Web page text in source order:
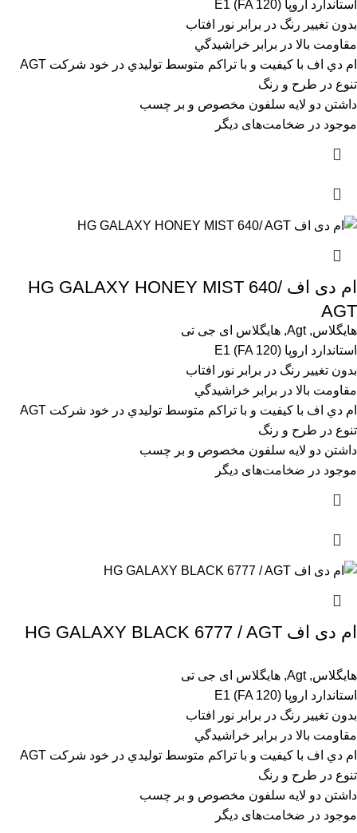
استاندارد اروپا (E1 (FA 120
بدون تغيير رنگ در برابر نور افتاب
مقاومت بالا در برابر خراشيدگي
ام دي اف با کيفيت و با تراکم متوسط توليدي در خود شرکت AGT
تنوع در طرح و رنگ
داشتن دو لايه سلفون مخصوص و بر چسب
موجود در ضخامت‌های دیگر
ام دی اف HG GALAXY HONEY MIST 640/
AGT
هایگلاس,
Agt
, هایگلاس ای جی تی
استاندارد اروپا (E1 (FA 120
بدون تغيير رنگ در برابر نور افتاب
مقاومت بالا در برابر خراشيدگي
ام دي اف با کيفيت و با تراکم متوسط توليدي در خود شرکت AGT
تنوع در طرح و رنگ
داشتن دو لايه سلفون مخصوص و بر چسب
موجود در ضخامت‌های دیگر
ام دی اف HG GALAXY BLACK 6777 / AGT
هایگلاس,
Agt
, هایگلاس ای جی تی
استاندارد اروپا (E1 (FA 120
بدون تغيير رنگ در برابر نور افتاب
مقاومت بالا در برابر خراشيدگي
ام دي اف با کيفيت و با تراکم متوسط توليدي در خود شرکت AGT
تنوع در طرح و رنگ
داشتن دو لايه سلفون مخصوص و بر چسب
موجود در ضخامت‌های دیگر